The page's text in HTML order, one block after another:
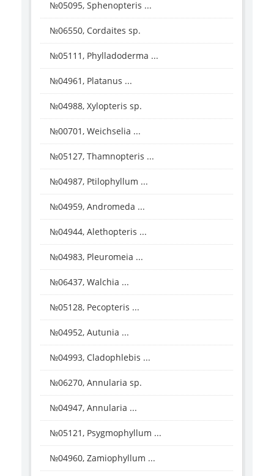
№05095, Sphenopteris ...
№06550, Cordaites sp.
№05111, Phylladoderma ...
№04961, Platanus ...
№04988, Xylopteris sp.
№00701, Weichselia ...
№05127, Thamnopteris ...
№04987, Ptilophyllum ...
№04959, Andromeda ...
№04944, Alethopteris ...
№04983, Pleuromeia ...
№06437, Walchia ...
№05128, Pecopteris ...
№04952, Autunia ...
№04993, Cladophlebis ...
№06270, Annularia sp.
№04947, Annularia ...
№05121, Psygmophyllum ...
№04960, Zamiophyllum ...